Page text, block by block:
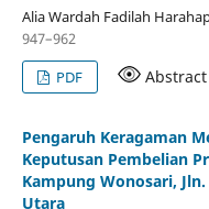
Alia Wardah Fadilah
947–962
PDF
Abstract
Pengaruh Keragaman
Keputusan Pembelian
Kampung Wonosari,
Utara